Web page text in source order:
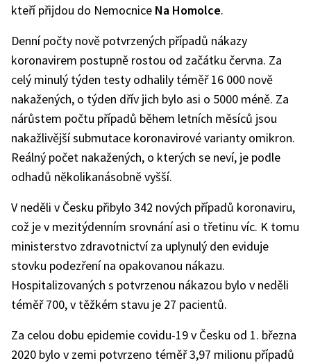
kteří přijdou do Nemocnice Na Homolce.
Denní počty nově potvrzených případů nákazy
koronavirem postupně rostou od začátku června. Za
celý minulý týden testy odhalily téměř 16 000 nově
nakažených, o týden dřív jich bylo asi o 5000 méně. Za
nárůstem počtu případů během letních měsíců jsou
nakažlivější submutace koronavirové varianty omikron.
Reálný počet nakažených, o kterých se neví, je podle
odhadů několikanásobně vyšší.
V neděli v Česku přibylo 342 nových případů koronaviru,
což je v mezitýdenním srovnání asi o třetinu víc. K tomu
ministerstvo zdravotnictví za uplynulý den eviduje
stovku podezření na opakovanou nákazu.
Hospitalizovaných s potvrzenou nákazou bylo v neděli
téměř 700, v těžkém stavu je 27 pacientů.
Za celou dobu epidemie covidu-19 v Česku od 1. března
2020 bylo v zemi potvrzeno téměř 3,97 milionu případů